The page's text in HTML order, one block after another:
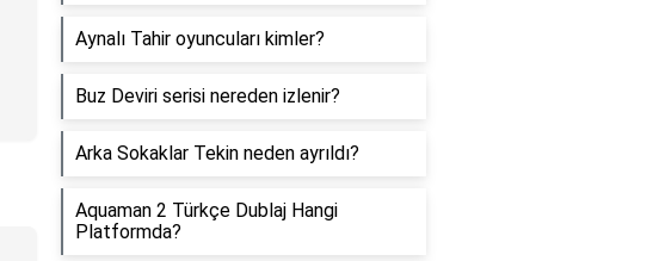
Aynalı Tahir oyuncuları kimler?
Buz Deviri serisi nereden izlenir?
Arka Sokaklar Tekin neden ayrıldı?
Aquaman 2 Türkçe Dublaj Hangi
Platformda?